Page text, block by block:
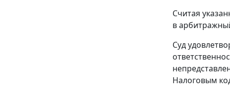
Считая
в
Суд
Налоговым